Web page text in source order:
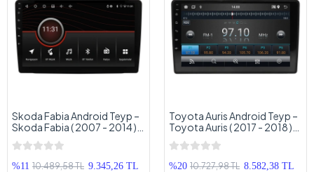
Skoda Fabia Android Teyp –
Skoda Fabia ( 2007 - 2014 )
Oem Android Multimedya –
Skoda Fabia Android Double
Teyp
%11 10.489,58 TL 9.345,26 TL
Toyota Auris Android Teyp –
Toyota Auris ( 2017 - 2018 )
Oem Android Multimedya –
Toyota Auris Android OEM
Double Teyp
%20 10.727,98 TL 8.582,38 TL